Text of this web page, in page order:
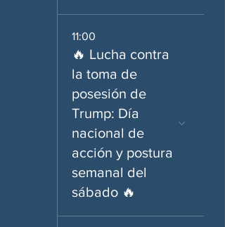
11:00
🔥 Lucha contra
la toma de
posesión de
Trump: Día
nacional de
acción y postura
semanal del
sábado 🔥